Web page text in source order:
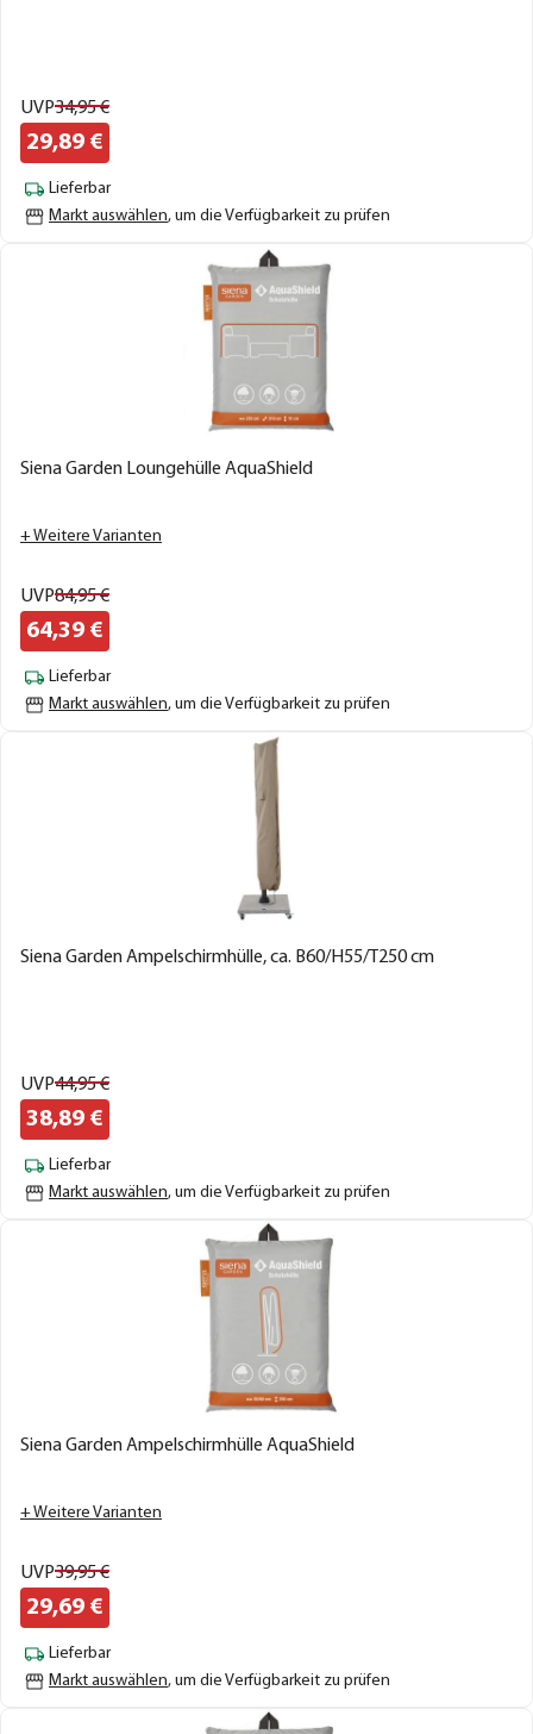
UVP34,95€
29,89 €
Lieferbar
Markt auswählen, um die Verfügbarkeit zu prüfen
Siena Garden Loungehülle AquaShield
+ Weitere Varianten
UVP84,95€
64,39 €
Lieferbar
Markt auswählen, um die Verfügbarkeit zu prüfen
Siena Garden Ampelschirmhülle, ca. B60/H55/T250 cm
UVP44,95€
38,89 €
Lieferbar
Markt auswählen, um die Verfügbarkeit zu prüfen
Siena Garden Ampelschirmhülle AquaShield
+ Weitere Varianten
UVP39,95€
29,69 €
Lieferbar
Markt auswählen, um die Verfügbarkeit zu prüfen